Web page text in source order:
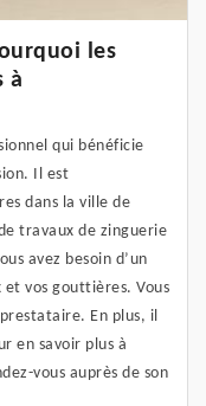
les
à
qui bénéficie
Il est
dans la ville de
travaux de zinguerie
avez besoin d’un
et vos gouttières. Vous
En plus, il
en savoir plus à
vous auprès de son